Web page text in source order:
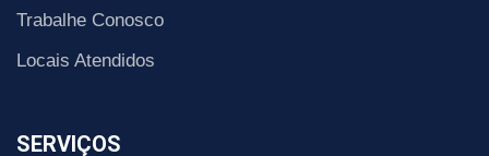
Trabalhe Conosco
Locais Atendidos
SERVIÇOS